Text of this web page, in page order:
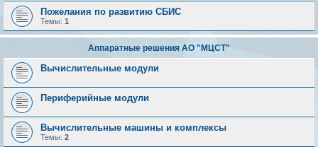
Пожелания по развитию СБИС
Темы: 1
Аппаратные решения АО "МЦСТ"
Вычислительные модули
Периферийные модули
Вычислительные машины и комплексы
Темы: 2